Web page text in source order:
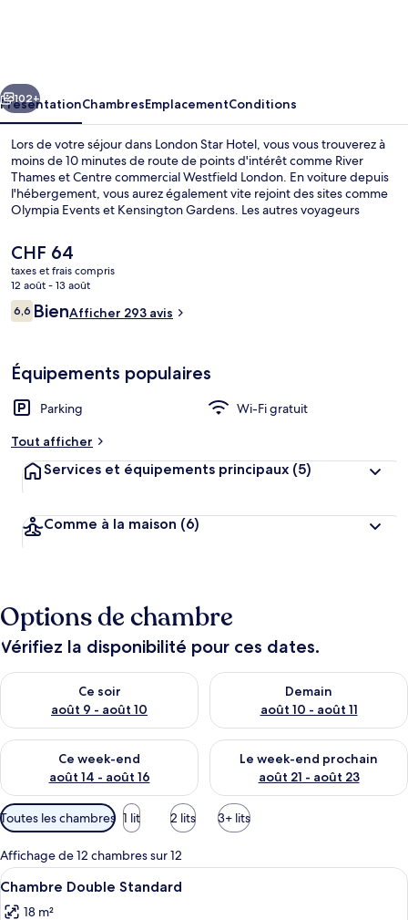
Suivant
102+
PrésentationChambresEmplacementConditions
Lors de votre séjour dans London Star Hotel, vous vous trouverez à
moins de 10 minutes de route de points d'intérêt comme River
Thames et Centre commercial Westfield London. En voiture depuis
l'hébergement, vous aurez également vite rejoint des sites comme
Olympia Events et Kensington Gardens. Les autres voyageurs
une courte distance à pied : Station de métro Acton Town est à 12
min et Station de métro Ealing Common, à 15 min.
Le
prix
actuel
est
de
CHF 64
taxes et frais compris
12 août - 13 août
Avis
voyageurs
6,66,6 sur 10
BienAfficher 293 avis
Équipements populaires
Parking
Wi-Fi gratuit
Tout afficher
Services et équipements principaux (5)
Comme à la maison (6)
Options de chambre
Vérifiez la disponibilité pour ces dates.
Ce soir
août 9 - août 10
Vérifier la disponibilité pour ce soir août 9 - août 10
Demain
août 10 - août 11
Vérifier la disponibilité pour
Ce week-end
août 14 - août 16
Vérifier la disponibilité pour ce week-end août 14 - août 16
Le week-end prochain
août 21 - août 23
Vérifier la disponibilité pour
Filtres
disponibles
pour
les
chambres
Toutes les chambres 1 lit 2 lits 3+ lits
Affichage de 12 chambres sur 12
Afficher
toutes
Une chambre d’hôtel avec un
9
Chambre Double Standard
18 m²